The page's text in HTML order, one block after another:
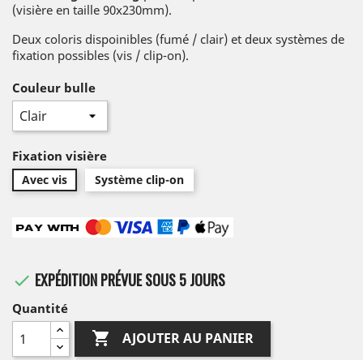
(visière en taille 90x230mm).
Deux coloris dispoinibles (fumé / clair) et deux systèmes de
fixation possibles (vis / clip-on).
Couleur bulle
Fixation visière
Avec vis Système clip-on
 EXPÉDITION PRÉVUE SOUS 5 JOURS
Quantité
 AJOUTER AU PANIER